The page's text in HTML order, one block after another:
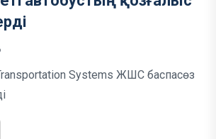
Systems ЖШС баспасөз